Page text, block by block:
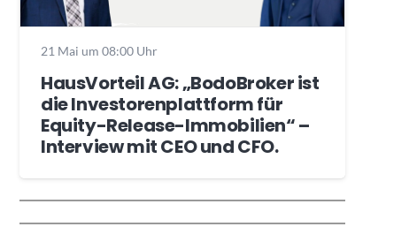
21 Mai um 08:00 Uhr
HausVorteil AG: „BodoBroker ist
die Investorenplattform für
Equity-Release-Immobilien“ –
Interview mit CEO und CFO.
Wochenrückblick
Trendthemen